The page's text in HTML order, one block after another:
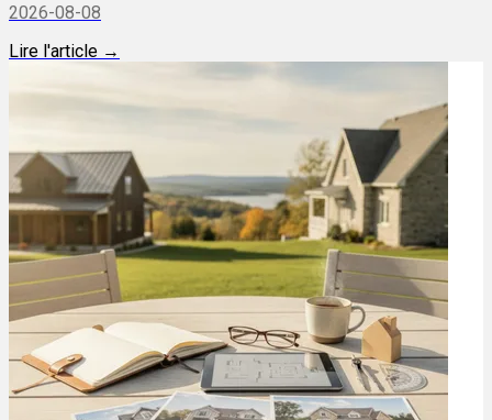
2026-08-08
Lire l'article →